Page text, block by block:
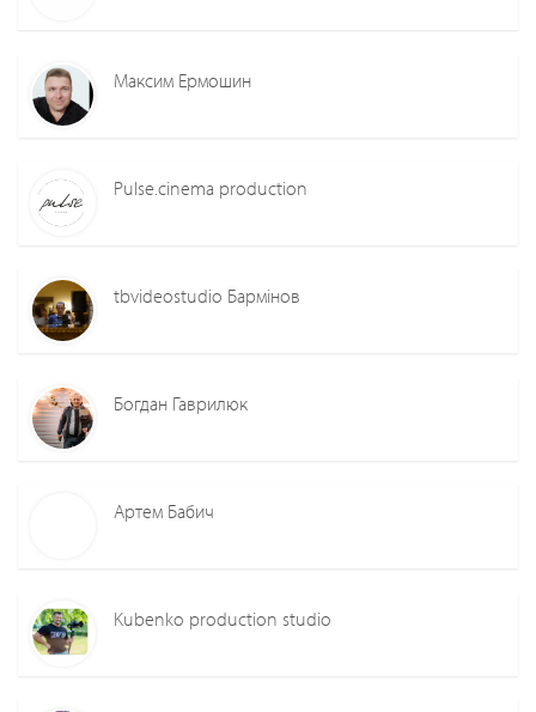
Максим Ермошин
Pulse.cinema production
tbvideostudio Бармінов
Богдан Гаврилюк
Артем Бабич
Kubenko production studio